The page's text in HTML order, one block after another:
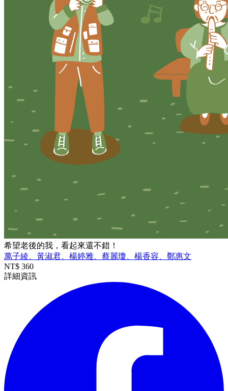
希望老後的我，看起來還不錯！
萬子綾、黃淑君、楊婷雅、蔡麗瓊、楊香容、鄭惠文
NT$ 360
詳細資訊